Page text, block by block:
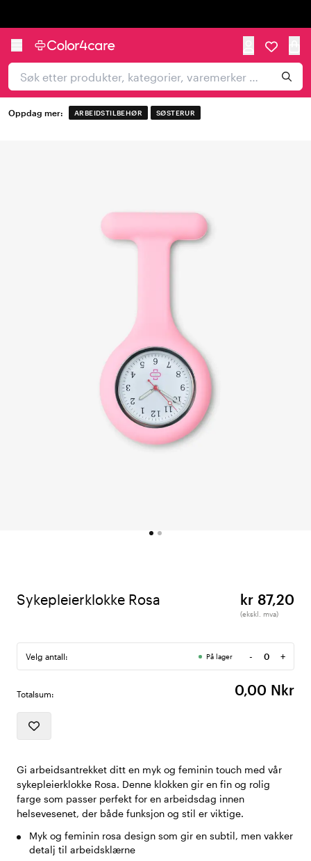
Oppdag mer: ARBEIDSTILBEHØR SØSTERUR
Sykepleierklokke Rosa kr 87,20
(ekskl. mva)
Velg antall: På lager -
Antall
+
Totalsum: 0,00 Nkr
Gi arbeidsantrekket ditt en myk og feminin touch med vår
sykepleierklokke Rosa. Denne klokken gir en fin og rolig
farge som passer perfekt for en arbeidsdag innen
helsevesenet, der både funksjon og stil er viktige.
Myk og feminin rosa design som gir en subtil, men vakker
detalj til arbeidsklærne